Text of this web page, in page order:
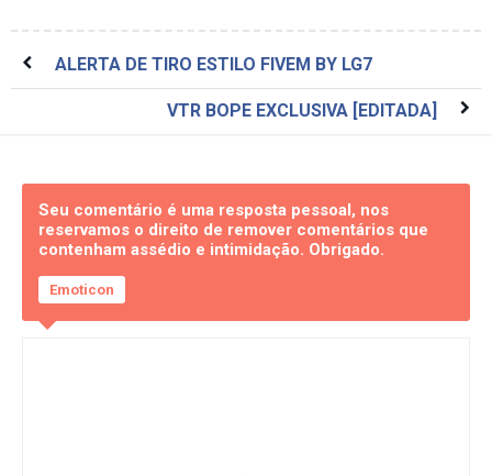
ALERTA DE TIRO ESTILO FIVEM BY LG7
VTR BOPE EXCLUSIVA [EDITADA]
Seu comentário é uma resposta pessoal, nos
reservamos o direito de remover comentários que
contenham assédio e intimidação. Obrigado.
Emoticon